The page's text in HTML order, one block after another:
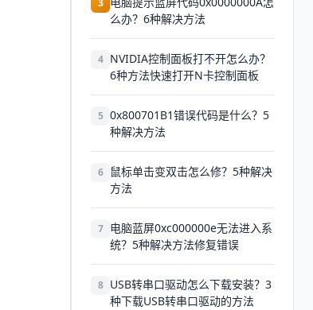
3
么办？6种解决方法
4 NVIDIA控制面板打不开怎么办？
6种方法快速打开N卡控制面板
5 0x800701B1错误代码是什么？5
种解决方法
6
鼠标单击变双击怎么修？5种解决
方法
7 电脑蓝屏0xc000000e无法进入系
统？5种解决方法修复错误
8 USB转串口驱动怎么下载安装？3
种下载USB转串口驱动的方法